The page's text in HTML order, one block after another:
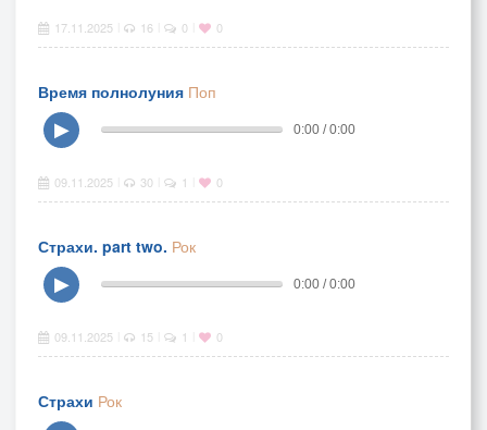
17.11.2025 16 0 0
Время полнолуния Поп
▶
0:00 / 0:00
09.11.2025 30 1 0
Страхи. part two. Рок
▶
0:00 / 0:00
09.11.2025 15 1 0
Страхи Рок